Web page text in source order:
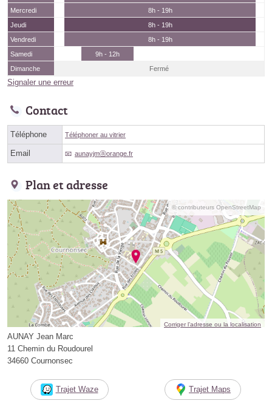
Mercredi
8h - 19h
Jeudi
8h - 19h
Vendredi
8h - 19h
Samedi
9h - 12h
Dimanche
Fermé
Signaler une erreur
Contact
Téléphone Téléphoner au vitrier
Email aunayjmⓐorange.fr
Plan et adresse
© contributeurs OpenStreetMap
Corriger l’adresse ou la localisation
AUNAY Jean Marc
11 Chemin du Roudourel
34660 Cournonsec
Trajet Waze Trajet Maps